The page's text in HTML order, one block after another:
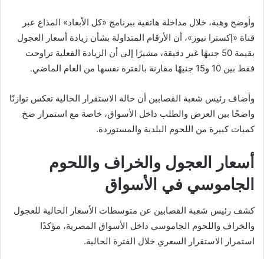
وأوضح وهبة، خلال مداخلة هاتفية ببرنامج «كل الأبعاد» المذاع عبر
قناة «إكسترا نيوز»، أن الأرقام المتداولة بشأن زيادة أسعار العجول
بقيمة 50 جنيهًا غير دقيقة، مشيرًا إلى أن الزيادة الفعلية تراوحت
فقط بين 10 و15 جنيهًا مقارنة بالفترة نفسها من العام الماضي.
وأضاف رئيس شعبة القصابين أن حالة الاستقرار الحالية تعكس توازنًا
واضحًا بين العرض والطلب داخل الأسواق، خاصة مع استمرار ضخ
كميات كبيرة من اللحوم البلدية والمستوردة.
أسعار العجول والخراف واللحوم
الجاموسي في الأسواق
كشف رئيس شعبة القصابين عن متوسطات الأسعار الحالية للعجول
والخراف واللحوم الجاموسي داخل الأسواق المصرية، مؤكدًا
استمرار الاستقرار السعري خلال الفترة الحالية.